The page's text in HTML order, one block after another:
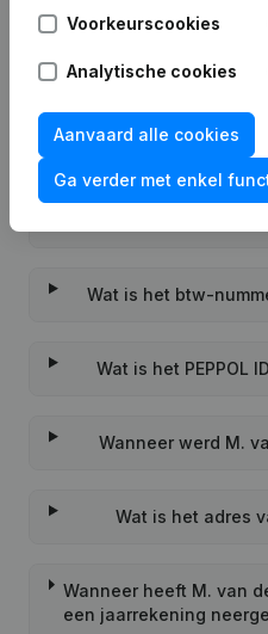
Personeel
Veelgestelde vragen
Wat is het btw-
Wat is het PEPPOL
Wanneer werd M.
Wat is het adres
Wanneer heeft M. van
een jaarrekening
Voorkeurscookies
Analytische cookies
Aanvaard alle cookies
Ga verder met enkel